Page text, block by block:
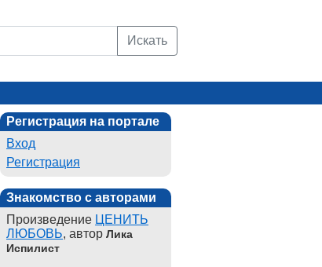
Искать
Регистрация на портале
Вход
Регистрация
Знакомство с авторами
Произведение ЦЕНИТЬ
ЛЮБОВЬ, автор Лика
Испилист